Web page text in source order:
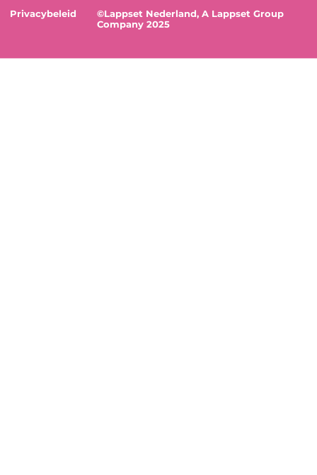
Privacybeleid
©Lappset Nederland, A Lappset Group
Company 2025